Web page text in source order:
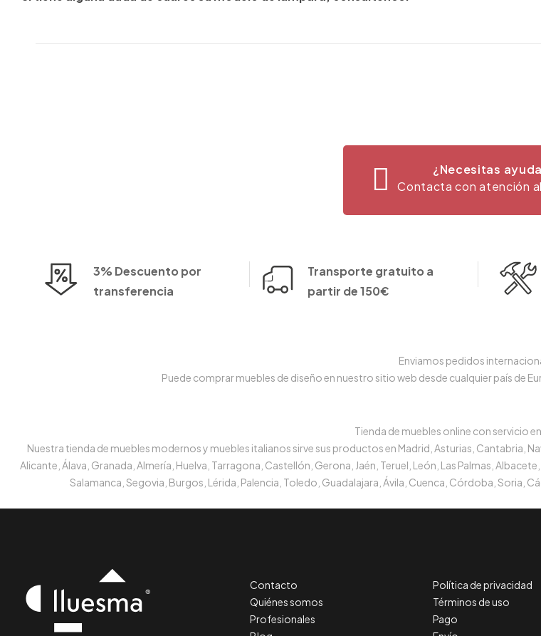
¿Necesitas
Contacta con atención
3% Descuento por
transferencia
Transporte gratuito a
partir de 150€
Enviamos pedidos
Puede comprar muebles de diseño en nuestro sitio web desde cualquier país de
Tienda de muebles online con servicio
Nuestra tienda de muebles modernos y muebles italianos sirve sus productos en Madrid, Asturias, Cantabria,
Alicante, Álava, Granada, Almería, Huelva, Tarragona, Castellón, Gerona, Jaén, Teruel, León, Las Palmas,
Salamanca, Segovia, Burgos, Lérida, Palencia, Toledo, Guadalajara, Ávila, Cuenca, Córdoba, Soria,
Contacto
Quiénes somos
Profesionales
Política de privacidad
Términos de uso
Pago